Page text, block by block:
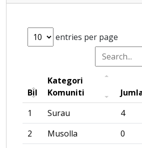
entries per page
Bil
Kategori
Komuniti
1
Surau
4
2
Musolla
0